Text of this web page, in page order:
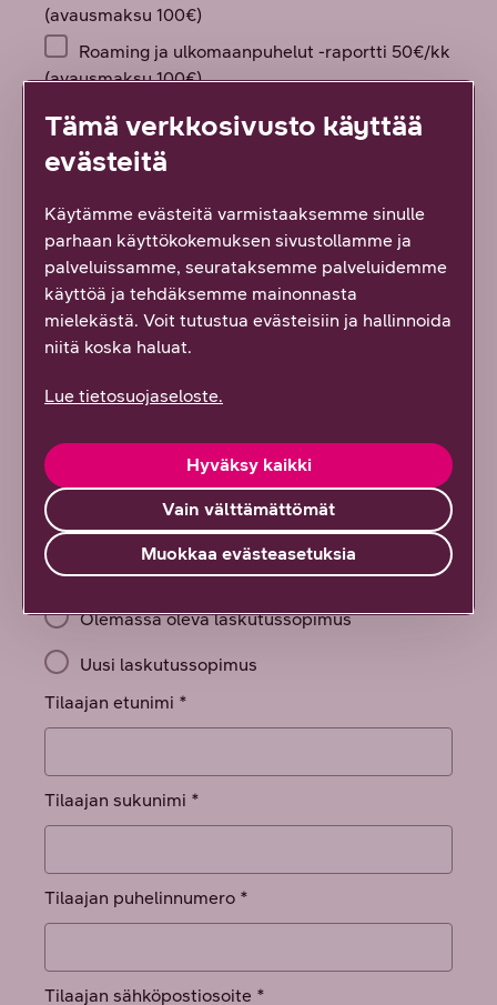
Tämä verkkosivusto käyttää
evästeitä
Käytämme evästeitä varmistaaksemme sinulle
parhaan käyttökokemuksen sivustollamme ja
palveluissamme, seurataksemme palveluidemme
käyttöä ja tehdäksemme mainonnasta
mielekästä. Voit tutustua evästeisiin ja hallinnoida
niitä koska haluat.
Lue tietosuojaseloste.
Vain välttämättömät
Hyväksy kaikki
Muokkaa evästeasetuksia